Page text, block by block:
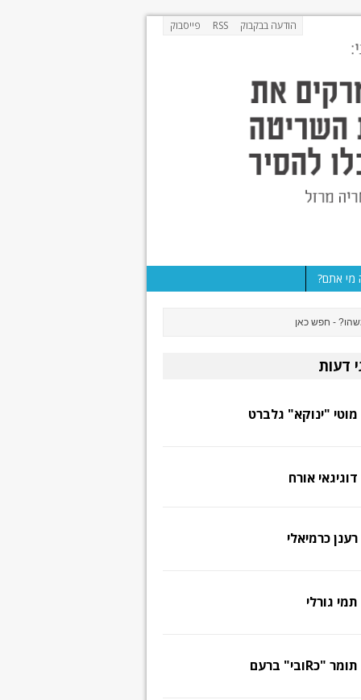
הודעה בבקבוק RSS פייסבוק
מי אתם?
דעות
מוטי "ינוקא" גלברט
דוגיגאי אורח
רענן כרמיאלי
תמי גורלי
תומר "כRובי" ברעם